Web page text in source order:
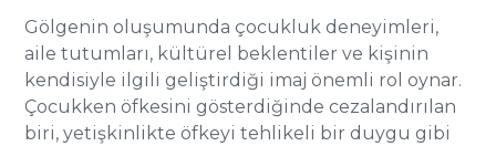
Gölgenin oluşumunda çocukluk deneyimleri,
aile tutumları, kültürel beklentiler ve kişinin
kendisiyle ilgili geliştirdiği imaj önemli rol oynar.
Çocukken öfkesini gösterdiğinde cezalandırılan
biri, yetişkinlikte öfkeyi tehlikeli bir duygu gibi